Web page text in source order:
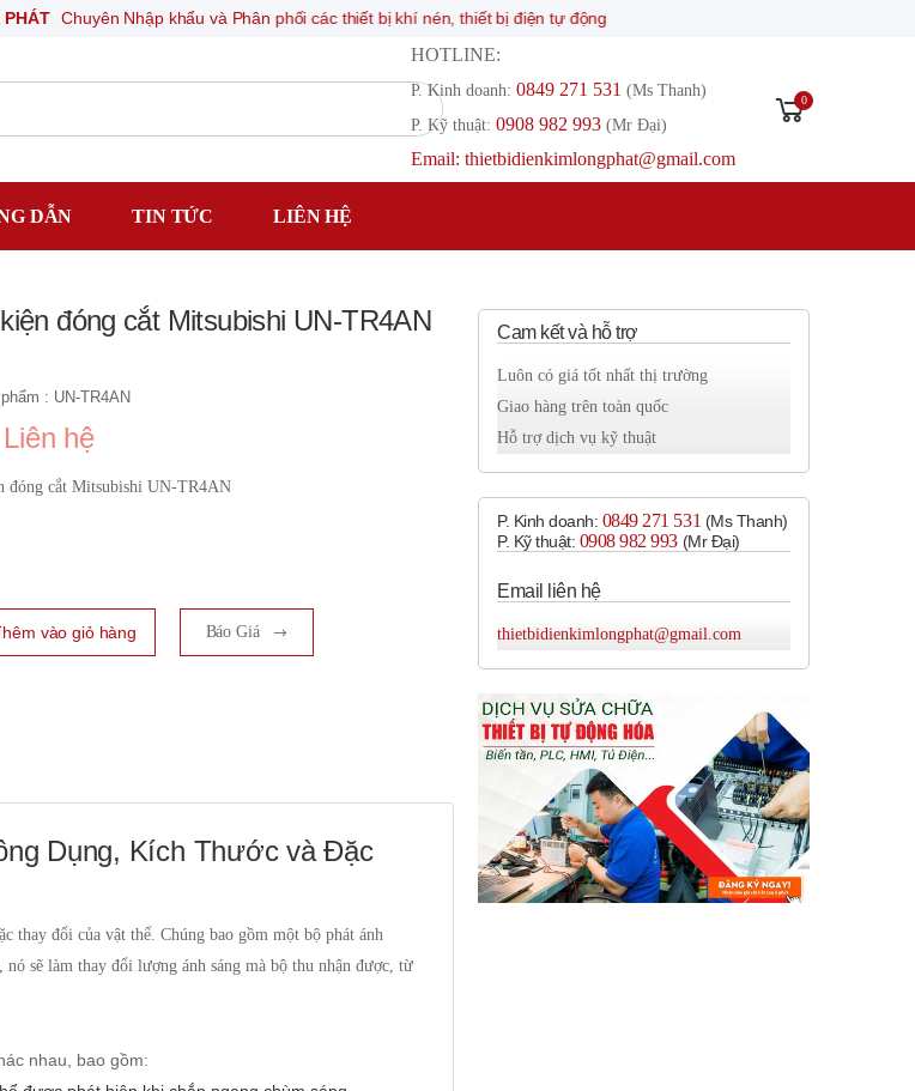
Nhập khẩu và Phân phối các thiết bị khí nén, thiết bị điện tự động
HOTLINE:
P. Kinh doanh: 0849 271 531 (Ms Thanh)
P. Kỹ thuật: 0908 982 993​ (Mr Đại)
Email: thietbidienkimlongphat@gmail.com
0
DẪN TIN TỨC LIÊN HỆ
đóng cắt Mitsubishi UN-TR4AN
: UN-TR4AN
hệ
đóng cắt Mitsubishi UN-TR4AN
vào giỏ hàng Báo Giá
Dụng, Kích Thước và Đặc
thay đổi của vật thể. Chúng bao gồm một bộ phát ánh
sẽ làm thay đổi lượng ánh sáng mà bộ thu nhận được, từ
nhau, bao gồm:
Cam kết và hỗ trợ
Luôn có giá tốt nhất thị trường
Giao hàng trên toàn quốc
Hỗ trợ dịch vụ kỹ thuật
P. Kinh doanh: 0849 271 531 (Ms Thanh)
P. Kỹ thuật: 0908 982 993​ (Mr Đại)
Email liên hệ
thietbidienkimlongphat@gmail.com